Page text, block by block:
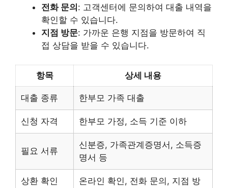
전화 문의: 고객센터에 문의하여 대출 내역을
확인할 수 있습니다.
지점 방문: 가까운 은행 지점을 방문하여 직
접 상담을 받을 수 있습니다.
항목 상세 내용
대출 종류 한부모 가족 대출
신청 자격 한부모 가정, 소득 기준 이하
필요 서류
신분증, 가족관계증명서, 소득증
명서 등
상환 확인
온라인 확인, 전화 문의, 지점 방